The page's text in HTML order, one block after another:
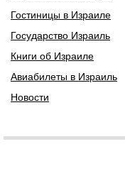
Гостиницы в Израиле
Государство Израиль
Книги об Израиле
Авиабилеты в Израиль
Новости